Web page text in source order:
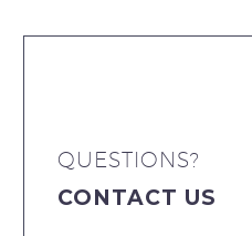
QUESTIONS?
CONTACT US